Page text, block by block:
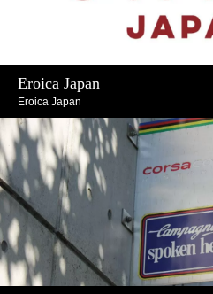
Eroica Japan
Eroica Japan